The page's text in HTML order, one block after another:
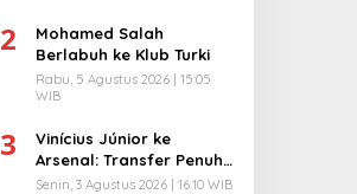
2
Mohamed Salah
Berlabuh ke Klub Turki
Rabu, 5 Agustus 2026 | 15:05
WIB
3
Vinícius Júnior ke
Arsenal: Transfer Penuh
Risiko
Senin, 3 Agustus 2026 | 16:10 WIB